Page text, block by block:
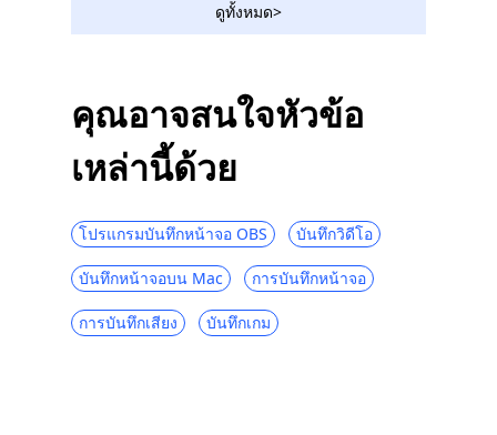
ดูทั้งหมด>
คุณอาจสนใจหัวข้อ
เหล่านี้ด้วย
โปรแกรมบันทึกหน้าจอ OBS บันทึกวิดีโอ
บันทึกหน้าจอบน Mac การบันทึกหน้าจอ
การบันทึกเสียง บันทึกเกม